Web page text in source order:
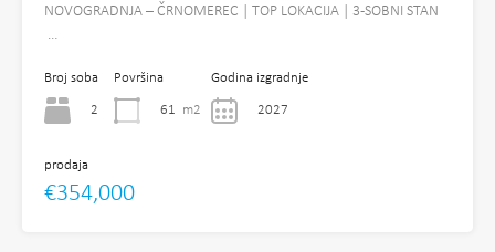
NOVOGRADNJA – ČRNOMEREC | TOP LOKACIJA | 3-SOBNI STAN
…
Broj soba
2
Površina
61 m2
Godina izgradnje
2027
prodaja
€354,000